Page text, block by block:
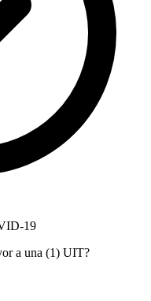
19
a una (1) UIT?